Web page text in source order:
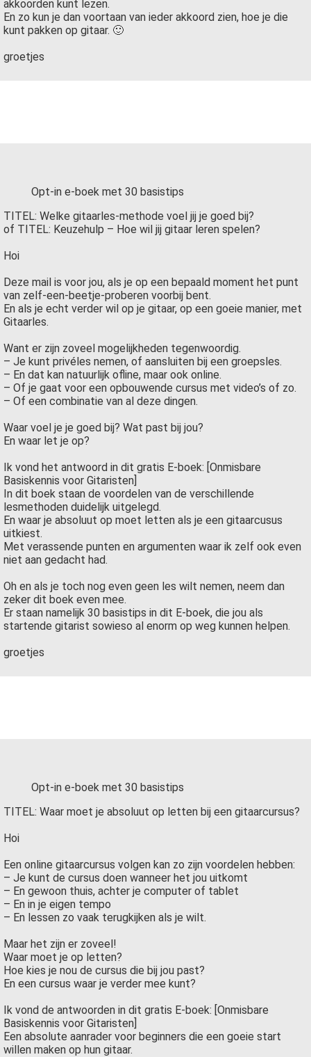
akkoorden kunt lezen.
En zo kun je dan voortaan van ieder akkoord zien, hoe je die
kunt pakken op gitaar. 🙂
groetjes
Opt-in e-boek met 30 basistips
TITEL: Welke gitaarles-methode voel jij je goed bij?
of TITEL: Keuzehulp – Hoe wil jij gitaar leren spelen?
Hoi
Deze mail is voor jou, als je op een bepaald moment het punt
van zelf-een-beetje-proberen voorbij bent.
En als je echt verder wil op je gitaar, op een goeie manier, met
Gitaarles.
Want er zijn zoveel mogelijkheden tegenwoordig.
– Je kunt privéles nemen, of aansluiten bij een groepsles.
– En dat kan natuurlijk ofline, maar ook online.
– Of je gaat voor een opbouwende cursus met video’s of zo.
– Of een combinatie van al deze dingen.
Waar voel je je goed bij? Wat past bij jou?
En waar let je op?
Ik vond het antwoord in dit gratis E-boek: [Onmisbare
Basiskennis voor Gitaristen]
In dit boek staan de voordelen van de verschillende
lesmethoden duidelijk uitgelegd.
En waar je absoluut op moet letten als je een gitaarcusus
uitkiest.
Met verassende punten en argumenten waar ik zelf ook even
niet aan gedacht had.
Oh en als je toch nog even geen les wilt nemen, neem dan
zeker dit boek even mee.
Er staan namelijk 30 basistips in dit E-boek, die jou als
startende gitarist sowieso al enorm op weg kunnen helpen.
groetjes
Opt-in e-boek met 30 basistips
TITEL: Waar moet je absoluut op letten bij een gitaarcursus?
Hoi
Een online gitaarcursus volgen kan zo zijn voordelen hebben:
– Je kunt de cursus doen wanneer het jou uitkomt
– En gewoon thuis, achter je computer of tablet
– En in je eigen tempo
– En lessen zo vaak terugkijken als je wilt.
Maar het zijn er zoveel!
Waar moet je op letten?
Hoe kies je nou de cursus die bij jou past?
En een cursus waar je verder mee kunt?
Ik vond de antwoorden in dit gratis E-boek: [Onmisbare
Basiskennis voor Gitaristen]
Een absolute aanrader voor beginners die een goeie start
willen maken op hun gitaar.